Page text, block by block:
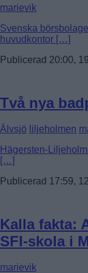
marievik
Svenska
huvudkontor […]
Publicerad 20:00,
Två nya
Älvsjö liljeholmen
Hägersten-
[…]
Publicerad 17:59,
Kalla fakta:
SFI-skola i
marievik